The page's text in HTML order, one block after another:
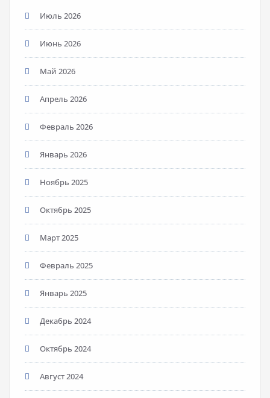
Июль 2026
Июнь 2026
Май 2026
Апрель 2026
Февраль 2026
Январь 2026
Ноябрь 2025
Октябрь 2025
Март 2025
Февраль 2025
Январь 2025
Декабрь 2024
Октябрь 2024
Август 2024